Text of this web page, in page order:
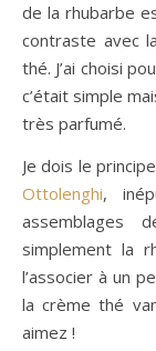
de la rhubarbe
contraste avec
thé. J’ai choisi
c’était simple
très parfumé.
Je dois le
Ottolenghi,
assemblages
simplement la
l’associer à un
la crème thé
aimez !